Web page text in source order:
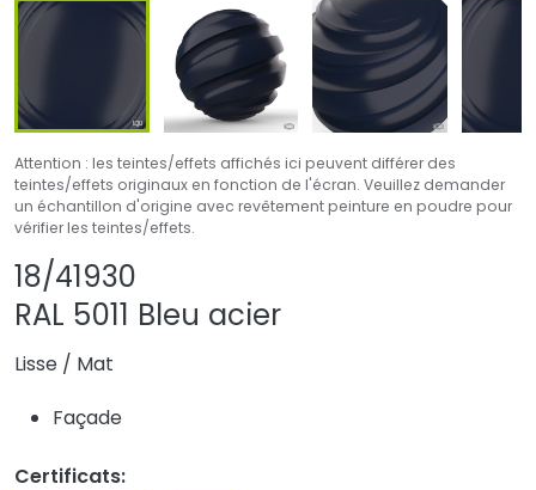
Attention : les teintes/effets affichés ici peuvent différer des
teintes/effets originaux en fonction de l'écran. Veuillez demander
un échantillon d'origine avec revêtement peinture en poudre pour
vérifier les teintes/effets.
18/41930
RAL 5011 Bleu acier
Lisse / Mat
Façade
Certificats: